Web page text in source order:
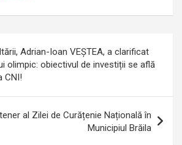
Adrian-Ioan VEȘTEA, a clarificat
olimpic: obiectivul de investiții se află
CNI!
al Zilei de Curățenie Națională în
Municipiul Brăila